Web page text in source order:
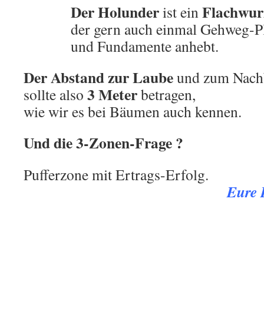
Der Holunderist ein
der gern auch einmal Gehweg-
und Fundamente anhebt.
Der Abstand zur Laubeund zum
sollte also 3 Meterbetragen,
wie wir es bei Bäumen auch kennen.
Und die 3-Zonen-Frage ?
Pufferzone mit Ertrags-Erfolg.
Eure